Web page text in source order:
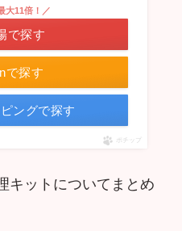
で探す
大11倍！／
で探す
ングで探す
ポチップ
キットについてまとめ